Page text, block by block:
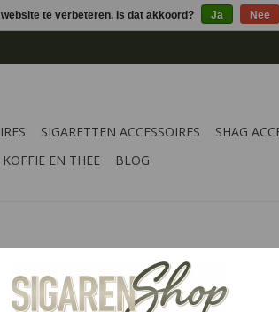
SIGARETTEN ACCESSOIRES SHAG
KOFFIE EN THEE BLOG
te verbeteren. Is dat akkoord? Ja Nee